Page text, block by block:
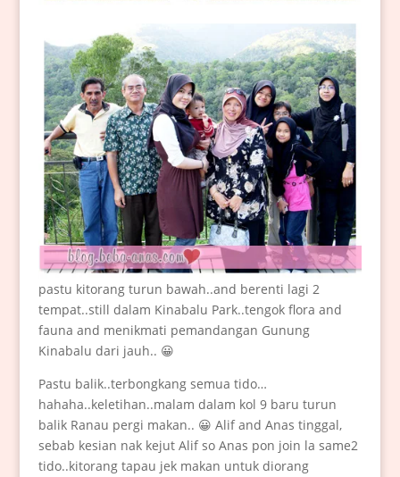
pastu kitorang turun bawah..and berenti lagi 2
tempat..still dalam Kinabalu Park..tengok flora and
fauna and menikmati pemandangan Gunung
Kinabalu dari jauh.. 😀
Pastu balik..terbongkang semua tido…
hahaha..keletihan..malam dalam kol 9 baru turun
balik Ranau pergi makan.. 😀 Alif and Anas tinggal,
sebab kesian nak kejut Alif so Anas pon join la same2
tido..kitorang tapau jek makan untuk diorang